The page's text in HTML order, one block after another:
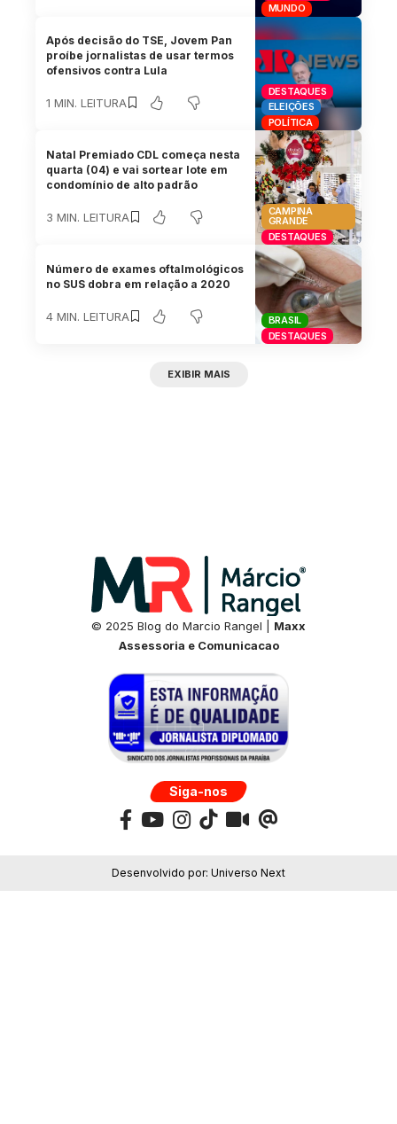
MUNDO
DESTAQUES
ELEIÇÕES
POLÍTICA
Após decisão do TSE, Jovem Pan
proíbe jornalistas de usar termos
ofensivos contra Lula
1 MIN. LEITURA
CAMPINA
GRANDE
DESTAQUES
Natal Premiado CDL começa nesta
quarta (04) e vai sortear lote em
condomínio de alto padrão
3 MIN. LEITURA
BRASIL
DESTAQUES
Número de exames oftalmológicos
no SUS dobra em relação a 2020
4 MIN. LEITURA
EXIBIR MAIS
© 2025 Blog do Marcio Rangel | Maxx
Assessoria e Comunicacao
Siga-nos
Desenvolvido por: Universo Next